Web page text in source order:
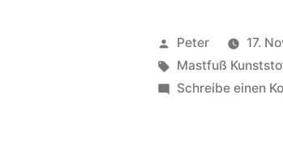
bei
viel,
oder
Veröffentlicht
von
Peter 17.
Schlagwörter:
Mastfuß
Schreibe einen